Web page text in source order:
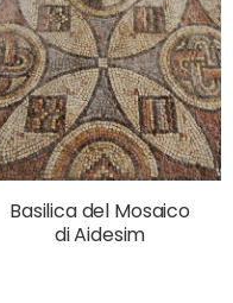
Basilica del Mosaico
di Aidesim